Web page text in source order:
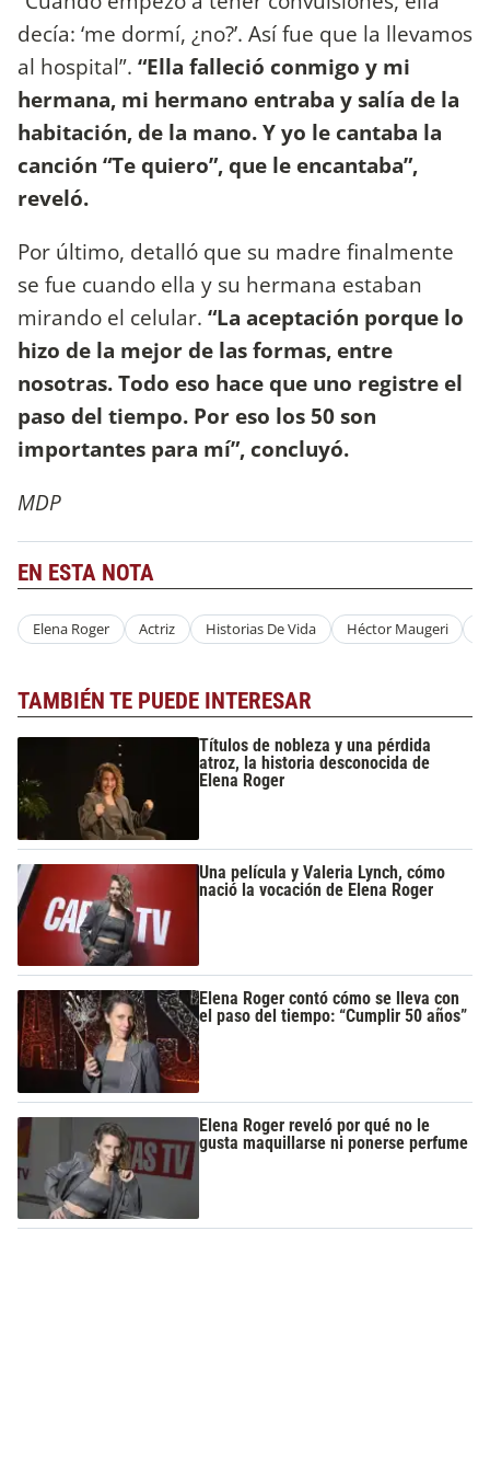
decía: ‘me dormí, ¿no?’. Así fue que la llevamos
al hospital”. “Ella falleció conmigo y mi
hermana, mi hermano entraba y salía de la
habitación, de la mano. Y yo le cantaba la
canción “Te quiero”, que le encantaba”,
reveló.
Por último, detalló que su madre finalmente
se fue cuando ella y su hermana estaban
mirando el celular. “La aceptación porque lo
hizo de la mejor de las formas, entre
nosotras. Todo eso hace que uno registre el
paso del tiempo. Por eso los 50 son
importantes para mí”, concluyó.
MDP
EN ESTA NOTA
Elena Roger Actriz Historias De Vida Héctor Maugeri
TAMBIÉN TE PUEDE INTERESAR
Títulos de nobleza y una pérdida
atroz, la historia desconocida de
Elena Roger
Una película y Valeria Lynch, cómo
nació la vocación de Elena Roger
Elena Roger contó cómo se lleva con
el paso del tiempo: “Cumplir 50 años”
Elena Roger reveló por qué no le
gusta maquillarse ni ponerse perfume